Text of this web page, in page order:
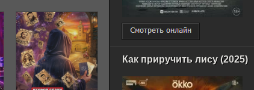
Как приручить лису (2025)